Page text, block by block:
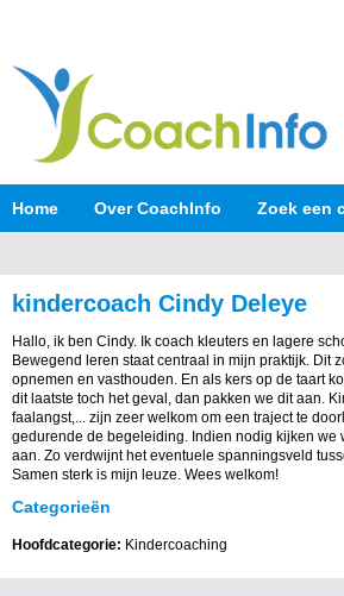
Home Over CoachInfo Zoek een
kindercoach Cindy Deleye
Hallo, ik ben Cindy. Ik coach kleuters en lagere
Bewegend leren staat centraal in mijn praktijk. Dit
opnemen en vasthouden. En als kers op de taart
dit laatste toch het geval, dan pakken we dit aan.
faalangst,... zijn zeer welkom om een traject te
gedurende de begeleiding. Indien nodig kijken
aan. Zo verdwijnt het eventuele spanningsveld
Samen sterk is mijn leuze. Wees welkom!
Categorieën
Hoofdcategorie: Kindercoaching